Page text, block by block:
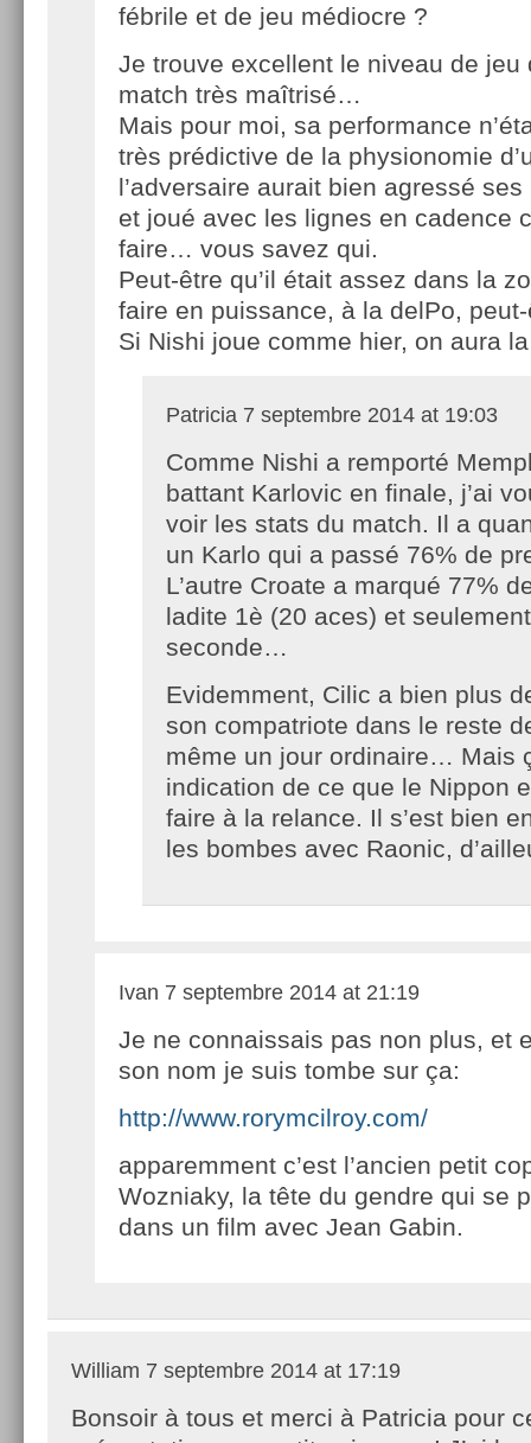
fébrile et de jeu médiocre ?
Je trouve excellent le niveau de jeu
match très maîtrisé…
Mais pour moi, sa performance
très prédictive de la physionomie
l’adversaire aurait bien agressé
et joué avec les lignes en cadence
faire… vous savez qui.
Peut-être qu’il était assez dans la
faire en puissance, à la delPo,
Si Nishi joue comme hier, on aura
Patricia 7 septembre 2014 at 19:03
Comme Nishi a remporté
battant Karlovic en finale, j’ai
voir les stats du match. Il a
un Karlo qui a passé 76% de
L’autre Croate a marqué 77%
ladite 1è (20 aces) et
seconde…
Evidemment, Cilic a bien plus
son compatriote dans le reste
même un jour ordinaire… Mais
indication de ce que le Nippon
faire à la relance. Il s’est bien
les bombes avec Raonic,
Ivan 7 septembre 2014 at 21:19
Je ne connaissais pas non plus, et
son nom je suis tombe sur ça:
http://www.rorymcilroy.com/
apparemment c’est l’ancien petit
Wozniaky, la tête du gendre qui se
dans un film avec Jean Gabin.
William 7 septembre 2014 at 17:19
Bonsoir à tous et merci à Patricia pour